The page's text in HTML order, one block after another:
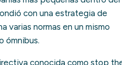
con una estrategia de
varias normas en un mismo
ómnibus.
conocida como stop